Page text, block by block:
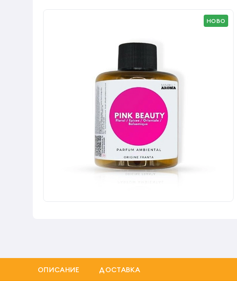
НОВО
ОПИСАНИЕ ДОСТАВКА